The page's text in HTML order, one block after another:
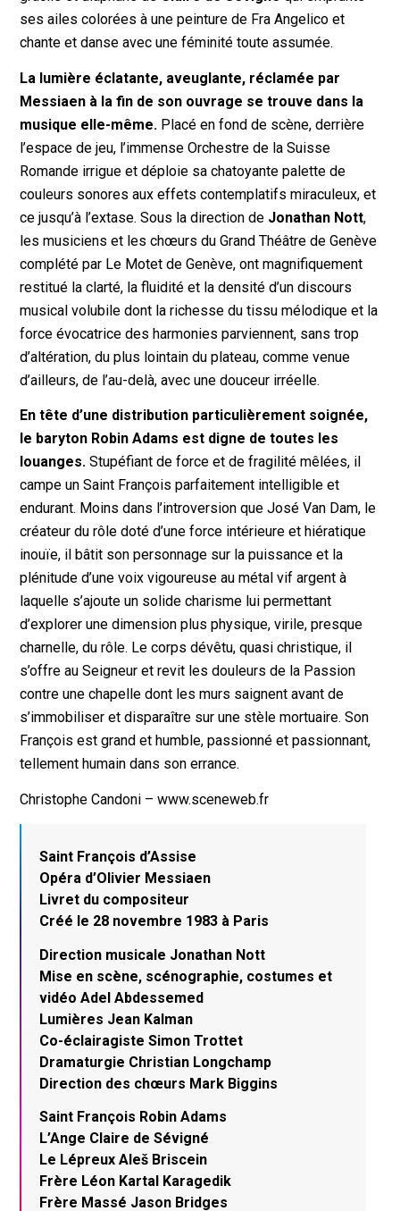
ses ailes colorées à une peinture de Fra Angelico et
chante et danse avec une féminité toute assumée.
La lumière éclatante, aveuglante, réclamée par
Messiaen à la fin de son ouvrage se trouve dans la
musique elle-même. Placé en fond de scène, derrière
l’espace de jeu, l’immenseOrchestre de la Suisse
Romande irrigue et déploie sa chatoyante palette de
couleurs sonores aux effets contemplatifs miraculeux, et
ce jusqu’à l’extase. Sous la direction de Jonathan Nott,
les musiciens et les chœurs du Grand Théâtre de Genève
complété par Le Motet de Genève, ont magnifiquement
restitué la clarté, la fluidité et la densité d’un discours
musical volubile dont la richesse du tissu mélodique et la
force évocatrice des harmonies parviennent, sans trop
d’altération, du plus lointain du plateau, comme venue
d’ailleurs, de l’au-delà, avec une douceur irréelle.
En tête d’une distribution particulièrement soignée,
le baryton Robin Adams est digne de toutes les
louanges. Stupéfiant de force et de fragilité mêlées, il
campe un Saint Françoisparfaitement intelligible et
endurant. Moins dans l’introversion queJosé Van Dam, le
créateur du rôle doté d’une force intérieure et hiératique
inouïe, il bâtit son personnage sur la puissance et la
plénitude d’une voix vigoureuse au métal vif argent à
laquelle s’ajoute un solide charisme lui permettant
d’explorer une dimension plus physique, virile, presque
charnelle, du rôle. Le corps dévêtu, quasi christique, il
s’offre au Seigneur et revit les douleurs de la Passion
contre une chapelle dont les murs saignent avant de
s’immobiliser et disparaître sur une stèle mortuaire. Son
François est grand et humble, passionné et passionnant,
tellement humain dans son errance.
Christophe Candoni – www.sceneweb.fr
Saint François d’Assise
Opéra d’Olivier Messiaen
Livret du compositeur
Créé le 28 novembre 1983 à Paris
Direction musicale Jonathan Nott
Mise en scène, scénographie, costumes et
vidéo Adel Abdessemed
Lumières Jean Kalman
Co-éclairagiste Simon Trottet
Dramaturgie Christian Longchamp
Direction des chœurs Mark Biggins
Saint François Robin Adams
L’Ange Claire de Sévigné
Le Lépreux Aleš Briscein
Frère Léon Kartal Karagedik
Frère Massé Jason Bridges